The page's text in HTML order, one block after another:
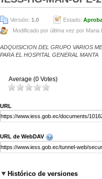
Versión: 1.0 Estado:
Modificado por última vez por Maria
ADQUISICION DEL GRUPO VARIOS
PARA EL HOSPITAL GENERAL MANTA
Average (0 Votes)
URL
URL de WebDAV
Histórico de versiones